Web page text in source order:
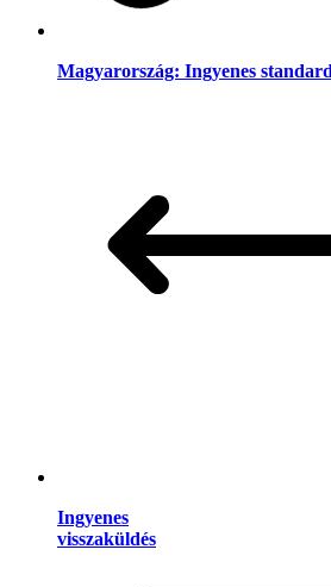
Magyarország: Ingyenes
Ingyenes
visszaküldés